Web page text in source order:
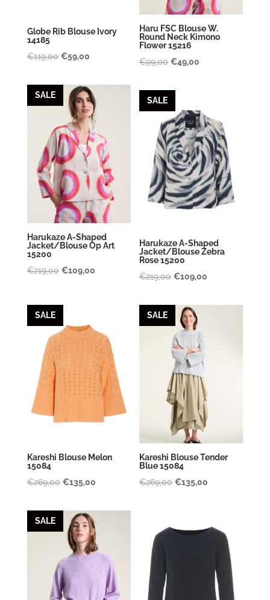
Globe Rib Blouse Ivory
14185
€119,00 Oorspronkelijke
was:
€119,00.
€59,00Huidige
is:
€59,00.
Haru FSC Blouse W.
Round Neck Kimono
Flower 15216
€99,00 Oorspronkelijke
was:
€99,00.
€49,00
€49,00.
SALE
Harukaze A-Shaped
Jacket/Blouse Op Art
15200
€219,00 Oorspronkelijke
€109,00Huidige
SALE
Harukaze A-Shaped
Jacket/Blouse Zebra
Rose 15200
€219,00 Oorspronkelijke
was:
€219,00.
€109,00
is:
SALE
Kareshi Blouse Melon
15084
€269,00 Oorspronkelijke
was:
€269,00.
€135,00Huidige
is:
€135,00.
SALE
Kareshi Blouse Tender
Blue 15084
€269,00 Oorspronkelijke
€269,00.
€135,00
€135,00.
SALE